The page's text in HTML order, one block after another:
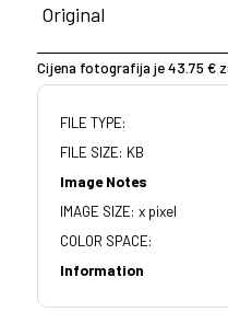
Cijena fotografija je 43.75 €
FILE TYPE:
FILE SIZE: KB
Image Notes
IMAGE SIZE: x pixel
COLOR SPACE:
Information